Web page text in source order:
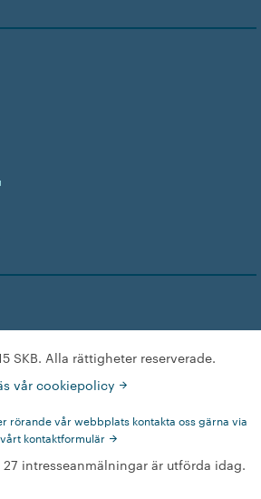
SKB. Alla rättigheter reserverade.
vår cookiepolicy
rörande vår webbplats kontakta oss gärna via
vårt kontaktformulär
intresseanmälningar är utförda idag.